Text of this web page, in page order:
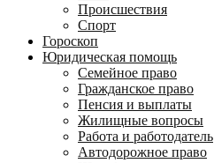
Происшествия
Спорт
Гороскоп
Юридическая помощь
Семейное право
Гражданское право
Пенсия и выплаты
Жилищные вопросы
Работа и работодатель
Автодорожное право